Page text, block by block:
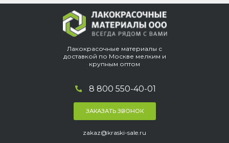
Лакокрасочные материалы с
доставкой по Москве мелким и
крупным оптом
8 800 550-40-01
ЗАКАЗАТЬ ЗВОНОК
zakaz@kraski-sale.ru